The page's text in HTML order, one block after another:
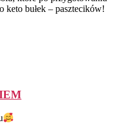
keto bułek – pasztecików!